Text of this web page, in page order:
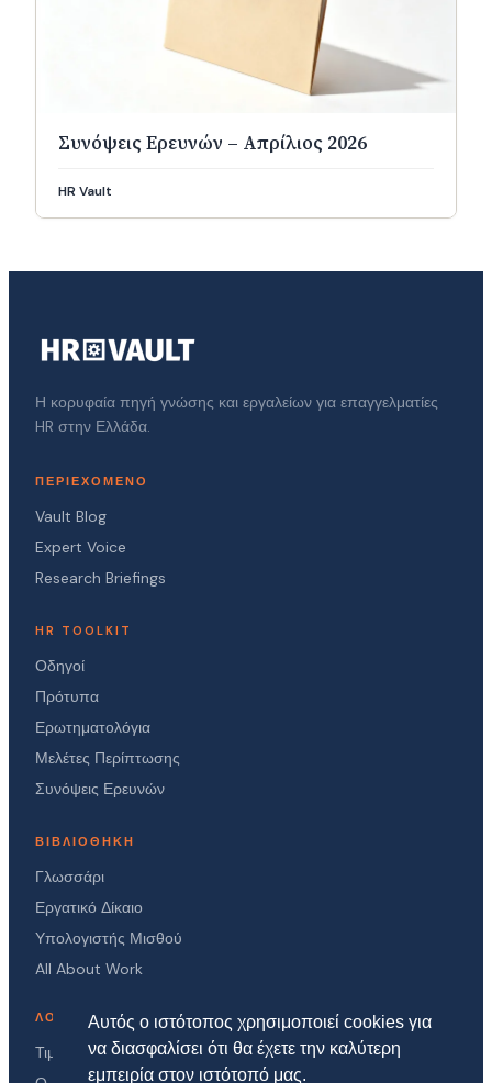
Συνόψεις Ερευνών – Απρίλιος 2026
HR Vault
Η κορυφαία πηγή γνώσης και εργαλείων για επαγγελματίες
HR στην Ελλάδα.
ΠΕΡΙΕΧΌΜΕΝΟ
Vault Blog
Expert Voice
Research Briefings
HR TOOLKIT
Οδηγοί
Πρότυπα
Ερωτηματολόγια
Μελέτες Περίπτωσης
Συνόψεις Ερευνών
ΒΙΒΛΙΟΘΉΚΗ
Γλωσσάρι
Εργατικό Δίκαιο
Υπολογιστής Μισθού
All About Work
ΛΟΓΑΡΙΑΣΜΌΣ
Τιμές
Αυτός ο ιστότοπος χρησιμοποιεί cookies για
να διασφαλίσει ότι θα έχετε την καλύτερη
εμπειρία στον ιστότοπό μας.